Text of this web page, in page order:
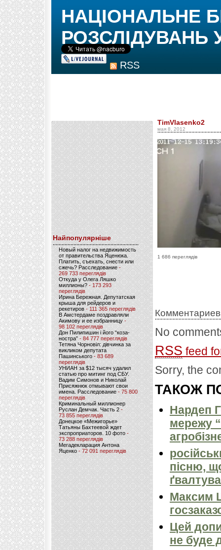
RSS
НАЦІОНАЛЬНЕ
РОЗСЛІДУВАНЬ
Найпопулярніше
Новый налог на недвижимость
от правительства Яценюка.
Платить, съехать, снести или
сжечь? Расследование-
269 733 переглядів
Откуда у Олега Ляшко
миллионы? - 173 293
переглядів
Ирина Бережная. Депутатская
крыша для рейдеров и
рекетиров - 111 365 переглядів
В Амстердаме поздравляли
Акимову и ее избранницу -
98 102 переглядів
Дон Пилипишин і його “коза-
ностра” - 84 777 переглядів
Тетяна Чорновіл: дівчинка за
викликом депутата
Пашинського- 83 689
переглядів
УНИАН за $12 тысяч удалил
статью про митинг под СБУ.
Вадим Симонов и Николай
Присяжнюк отмывают свои
имена. Расследование - 75 800
переглядів
Криминальный миллионер
Руслан Демчак. Часть 2-
73 855 переглядів
Донецкое «Межигорье»
Татьяны Бахтеевой ждет
экспроприаторов. 10 фото -
73 288 переглядів
Мегадекларация Антона
Яценко - 72 091 переглядів
TimVlasenko2
мая 8, 2012
1 686 переглядів
No
RSS feed
Sorry, the
ТАКОЖ
Нардеп
мережу
пісню,
Максим
Цей
не буде